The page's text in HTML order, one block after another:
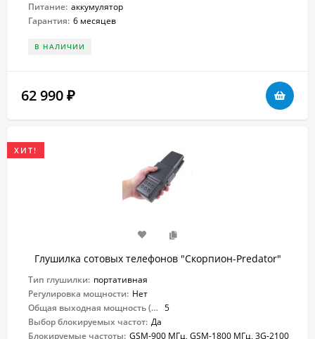
Питание: аккумулятор
Гарантия: 6 месяцев
В НАЛИЧИИ
62 990 ₽
ХИТ!
Глушилка сотовых телефонов "Скорпион-Predator"
Тип глушилки: портативная
Регулировка мощности: Нет
Общая выходная мощность (Вт): 5
Выбор блокируемых частот: Да
Блокируемые частоты: GSM-900 МГц, GSM-1800 МГц, 3G-2100